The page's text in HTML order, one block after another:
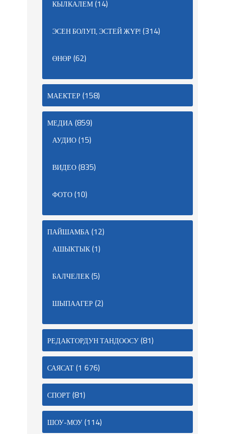
КЫЛКАЛЕМ(14)
ЭСЕН БОЛУП, ЭСТЕЙ ЖҮР! (314)
ӨНӨР(62)
МАЕКТЕР(158)
МЕДИА(859)
АУДИО(15)
ВИДЕО(835)
ФОТО(10)
ПАЙШАМБА(12)
АШЫКТЫК(1)
БАЛЧЕЛЕК(5)
ШЫПААГЕР(2)
РЕДАКТОРДУН ТАНДООСУ(81)
САЯСАТ(1 676)
СПОРТ(81)
ШОУ-МОУ(114)